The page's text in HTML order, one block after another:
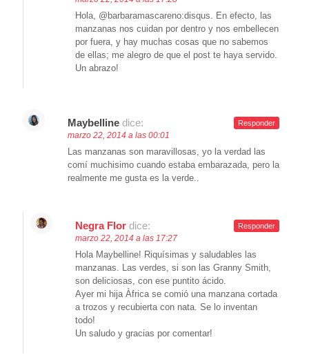
Hola, @barbaramascareno:disqus. En efecto, las
manzanas nos cuidan por dentro y nos embellecen
por fuera, y hay muchas cosas que no sabemos
de ellas; me alegro de que el post te haya servido.
Un abrazo!
Maybelline dice:
marzo 22, 2014 a las 00:01
Las manzanas son maravillosas, yo la verdad las
comí muchisimo cuando estaba embarazada, pero la
realmente me gusta es la verde..
Responder
Negra Flor dice:
marzo 22, 2014 a las 17:27
Hola Maybelline! Riquísimas y saludables las
manzanas. Las verdes, si son las Granny Smith,
son deliciosas, con ese puntito ácido.
Ayer mi hija Àfrica se comió una manzana cortada
a trozos y recubierta con nata. Se lo inventan
todo!
Un saludo y gracias por comentar!
Responder